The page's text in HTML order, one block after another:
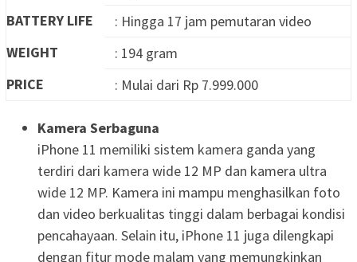
BATTERY LIFE
: Hingga 17 jam pemutaran video
WEIGHT
: 194 gram
PRICE
: Mulai dari Rp 7.999.000
Kamera Serbaguna
iPhone 11 memiliki sistem kamera ganda yang
terdiri dari kamera wide 12 MP dan kamera ultra
wide 12 MP. Kamera ini mampu menghasilkan foto
dan video berkualitas tinggi dalam berbagai kondisi
pencahayaan. Selain itu, iPhone 11 juga dilengkapi
dengan fitur mode malam yang memungkinkan